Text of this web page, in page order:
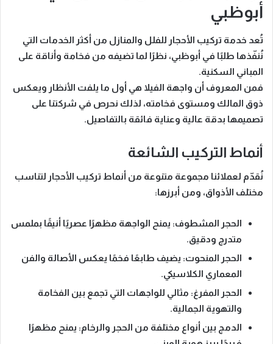
أبوظبي
تُعد خدمة تركيب الأحجار للفلل والمنازل من أكثر الخدمات التي
نُنفّذها طلبًا في أبوظبي، نظرًا لما تضيفه من فخامة وأناقة على
المباني السكنية.
فمن المعروف أن واجهة الفيلا هي أول ما يلفت الأنظار ويعكس
ذوق المالك ومستوى فخامته، لذلك نحرص في شركتنا على
تصميمها بدقة عالية وعناية فائقة بالتفاصيل.
أنماط التركيب الشائعة
نُقدّم لعملائنا مجموعة متنوعة من أنماط تركيب الأحجار لتناسب
مختلف الأذواق، ومن أبرزها:
الحجر المشطوف: يمنح الواجهة مظهرًا عصريًا أنيقًا بملمس
متدرج ودقيق.
الحجر المنحوت: يضيف طابعًا فخمًا يعكس الأصالة والفن
المعماري الكلاسيكي.
الحجر المفرغ: مثالي للواجهات التي تجمع بين الفخامة
والتهوية الجمالية.
الدمج بين أنواع مختلفة من الحجر والرخام: يمنح مظهرًا